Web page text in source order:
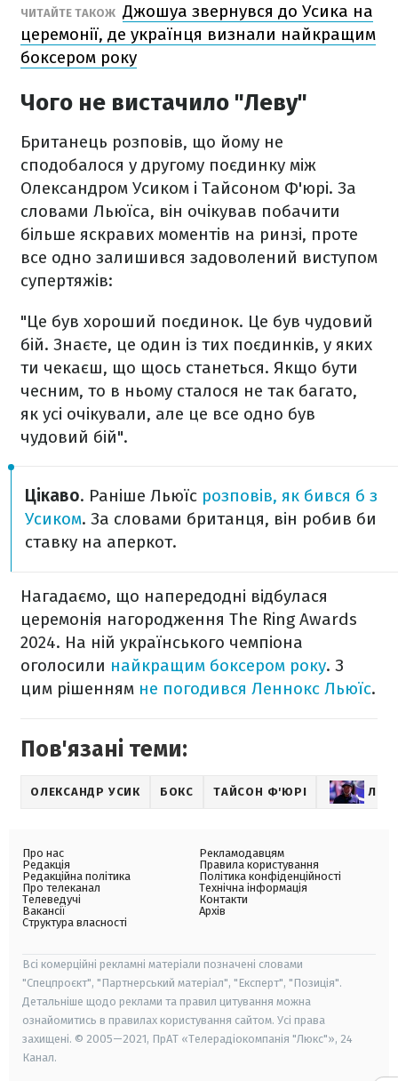
ЧИТАЙТЕ ТАКОЖ Джошуа звернувся до Усика на
церемонії, де українця визнали найкращим
боксером року
Чого не вистачило "Леву"
Британець розповів, що йому не
сподобалося у другому поєдинку між
Олександром Усиком і Тайсоном Ф'юрі. За
словами Льюїса, він очікував побачити
більше яскравих моментів на ринзі, проте
все одно залишився задоволений виступом
супертяжів:
"Це був хороший поєдинок. Це був чудовий
бій. Знаєте, це один із тих поєдинків, у яких
ти чекаєш, що щось станеться. Якщо бути
чесним, то в ньому сталося не так багато,
як усі очікували, але це все одно був
чудовий бій".
Цікаво. Раніше Льюїс розповів, як бився б з
Усиком. За словами британця, він робив би
ставку на аперкот.
Нагадаємо, що напередодні відбулася
церемонія нагородження The Ring Awards
2024. На ній українського чемпіона
оголосили найкращим боксером року. З
цим рішенням не погодився Леннокс Льюїс.
Пов'язані теми:
ОЛЕКСАНДР УСИК БОКС ТАЙСОН Ф'ЮРІ
Про нас
Редакція
Редакційна політика
Про телеканал
Телеведучі
Вакансії
Структура власності
Рекламодавцям
Правила користування
Політика конфіденційності
Технічна інформація
Контакти
Архів
Всі комерційні рекламні матеріали позначені словами
"Спецпроєкт", "Партнерський матеріал", "Експерт", "Позиція".
Детальніше щодо реклами та правил цитування можна
ознайомитись в правилах користування сайтом. Усі права
захищені. © 2005—2021, ПрАТ «Телерадіокомпанія "Люкс"», 24
Канал.